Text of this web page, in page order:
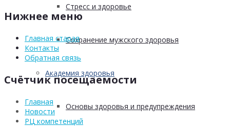
Стресс и здоровье
Сохранение мужского здоровья
Академия здоровья
Основы здоровья и предупреждения
Нижнее меню
Главная старая
Контакты
Обратная связь
Счётчик посещаемости
Главная
Новости
РЦ компетенций